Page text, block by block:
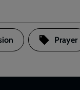
Prayer